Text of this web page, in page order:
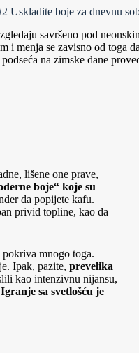
Uskladite boje za dnevnu
savršeno pod
i menja se zavisno od
na zimske dane
lišene one prave,
boje“ koje su
da popijete kafu.
privid topline, kao da
pokriva mnogo toga.
Ipak, pazite, prevelika
kao intenzivnu nijansu,
Igranje sa svetlošću je